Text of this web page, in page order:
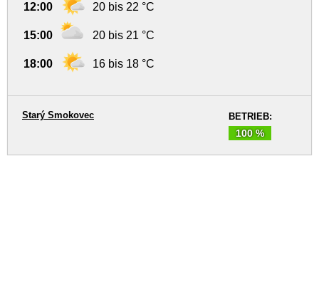
12:00 20 bis 22 °C
15:00 20 bis 21 °C
18:00 16 bis 18 °C
BETRIEB:
100 %
Starý Smokovec